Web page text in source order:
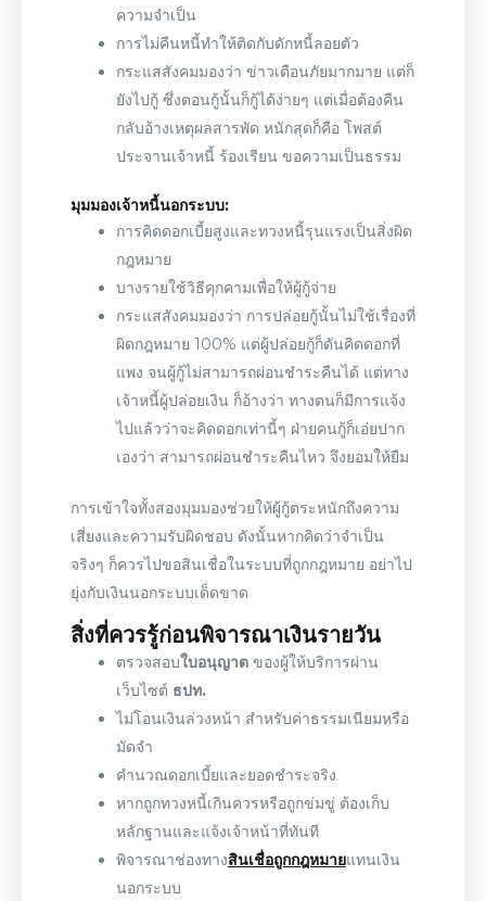
ความจำเป็น
การไม่คืนหนี้ทำให้ติดกับดักหนี้ลอยตัว
กระแสสังคมมองว่า ข่าวเตือนภัยมากมาย แต่ก็
ยังไปกู้ ซึ่งตอนกู้นั้นก็กู้ได้ง่ายๆ แต่เมื่อต้องคืน
กลับอ้างเหตุผลสารพัด หนักสุดก็คือ โพสต์
ประจานเจ้าหนี้ ร้องเรียน ขอความเป็นธรรม
มุมมองเจ้าหนี้นอกระบบ:
การคิดดอกเบี้ยสูงและทวงหนี้รุนแรงเป็นสิ่งผิด
กฎหมาย
บางรายใช้วิธีคุกคามเพื่อให้ผู้กู้จ่าย
กระแสสังคมมองว่า การปล่อยกู้นั้นไม่ใช้เรื่องที่
ผิดกฎหมาย 100% แต่ผู้ปล่อยกู้ก็ดันคิดดอกที่
แพง จนผู้กู้ไม่สามารถผ่อนชำระคืนได้ แต่ทาง
เจ้าหนี้ผู้ปล่อยเงิน ก็อ้างว่า ทางตนก็มีการแจ้ง
ไปแล้วว่าจะคิดดอกเท่านี้ๆ ฝ่ายคนกู้ก็เอ่ยปาก
เองว่า สามารถผ่อนชำระคืนไหว จึงยอมให้ยืม
การเข้าใจทั้งสองมุมมองช่วยให้ผู้กู้ตระหนักถึงความ
เสี่ยงและความรับผิดชอบ ดังนั้นหากคิดว่าจำเป็น
จริงๆ ก็ควรไปขอสินเชื่อในระบบที่ถูกกฎหมาย อย่าไป
ยุ่งกับเงินนอกระบบเด็ดขาด
สิ่งที่ควรรู้ก่อนพิจารณาเงินรายวัน
ตรวจสอบใบอนุญาต ของผู้ให้บริการผ่าน
เว็บไซต์ ธปท.
ไม่โอนเงินล่วงหน้า สำหรับค่าธรรมเนียมหรือ
มัดจำ
คำนวณดอกเบี้ยและยอดชำระจริง
หากถูกทวงหนี้เกินควรหรือถูกข่มขู่ ต้องเก็บ
หลักฐานและแจ้งเจ้าหน้าที่ทันที
พิจารณาช่องทางสินเชื่อถูกกฎหมายแทนเงิน
นอกระบบ